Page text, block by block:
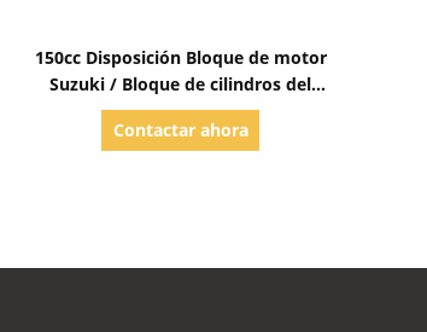
150cc Disposición Bloque de motor
Suzuki / Bloque de cilindros del
motor de motocicleta GS 150
Contactar ahora